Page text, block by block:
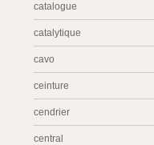
catalogue
catalytique
cavo
ceinture
cendrier
central